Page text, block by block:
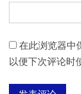
在此浏览器中
以便下次评论时